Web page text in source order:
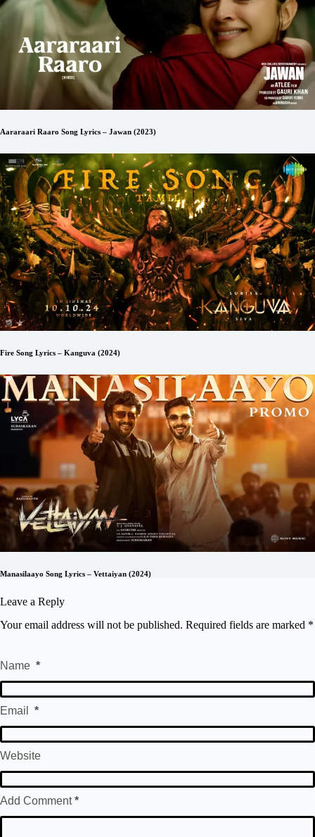
Aararaari Raaro Song Lyrics – Jawan (2023)
Fire Song Lyrics – Kanguva (2024)
Manasilaayo Song Lyrics – Vettaiyan (2024)
Leave a Reply
Your email address will not be published. Required fields are marked *
Name *
Email *
Website
Add Comment*